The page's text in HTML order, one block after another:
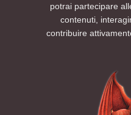
potrai partecipare
contenuti,
contribuire